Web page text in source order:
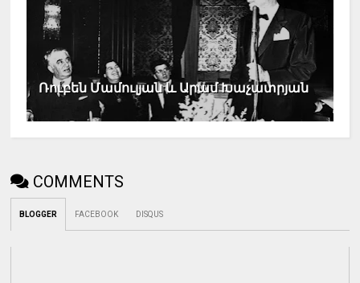
Ռուբեն Մամուլյան և Արամ Խաչատրյան
COMMENTS
BLOGGER FACEBOOK DISQUS